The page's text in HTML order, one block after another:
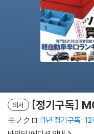
외서 [정기구독]
モノクロ 1년 정기구독-12